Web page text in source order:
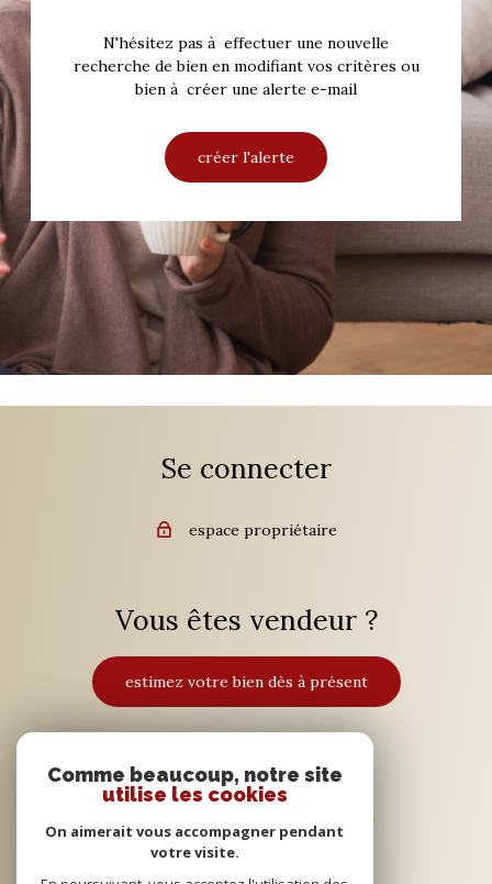
N'hésitez pas à effectuer une nouvelle
recherche de bien en modifiant vos critères ou
bien à créer une alerte e-mail
créer l'alerte
Se connecter
espace propriétaire
Vous êtes vendeur ?
estimez votre bien dès à présent
Adhérents
Comme beaucoup, notre site
utilise les cookies
On aimerait vous accompagner pendant
votre visite.